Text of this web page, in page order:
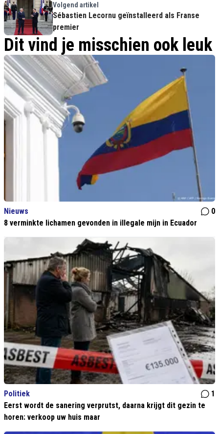
Volgend artikel
Sébastien Lecornu geïnstalleerd als Franse
premier
Dit vind je misschien ook leuk
Nieuws
0
8 verminkte lichamen gevonden in illegale mijn in Ecuador
Politiek
1
Eerst wordt de sanering verprutst, daarna krijgt dit gezin te
horen: verkoop uw huis maar